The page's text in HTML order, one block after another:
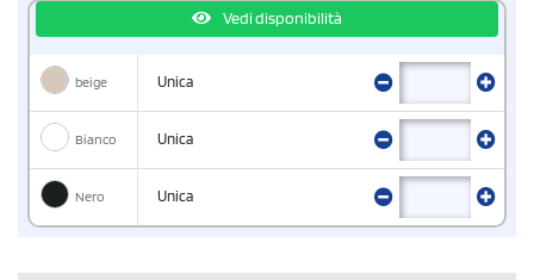
Vedi disponibilità
beige Unica
Bianco Unica
Nero Unica